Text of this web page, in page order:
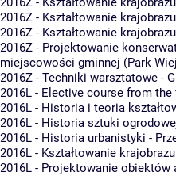
2016Z - Kształtowanie
2016Z - Kształtowanie
2016Z - Projektowanie
miejscowości gminnej (Park
2016Z - Techniki warsztatowe -
2016L - Elective course from
2016L - Historia i teoria
2016L - Historia sztuki
2016L - Historia urbanistyki -
2016L - Kształtowanie
2016L - Projektowanie